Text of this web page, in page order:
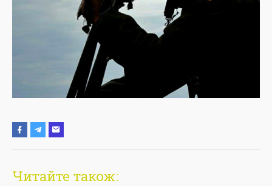
Читайте також: